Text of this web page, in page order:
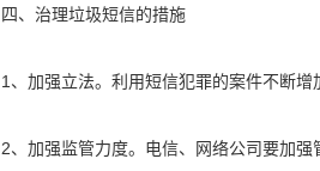
四、治理垃圾短信的措施
1、加强立法。利用短信犯罪的案件不断
2、加强监管力度。电信、网络公司要加